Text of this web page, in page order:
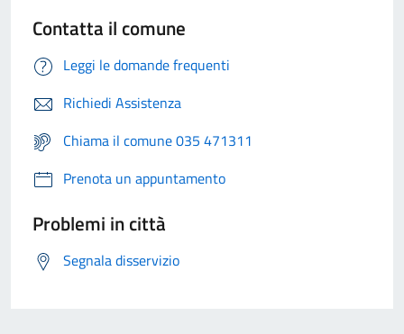
Contatta il comune
Leggi le domande frequenti
Richiedi Assistenza
Chiama il comune 035 471311
Prenota un appuntamento
Problemi in città
Segnala disservizio